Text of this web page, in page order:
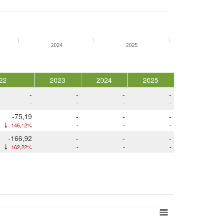
2024 2025
2023 2024
2025
-
-
-
-
-
-
-
-
-75,19
146,12%
-
-
-
-
-
-
-166,92
162,22%
-
-
-
-
-
-